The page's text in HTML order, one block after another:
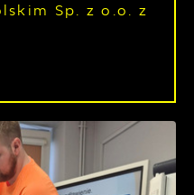
Sp. z o.o. z